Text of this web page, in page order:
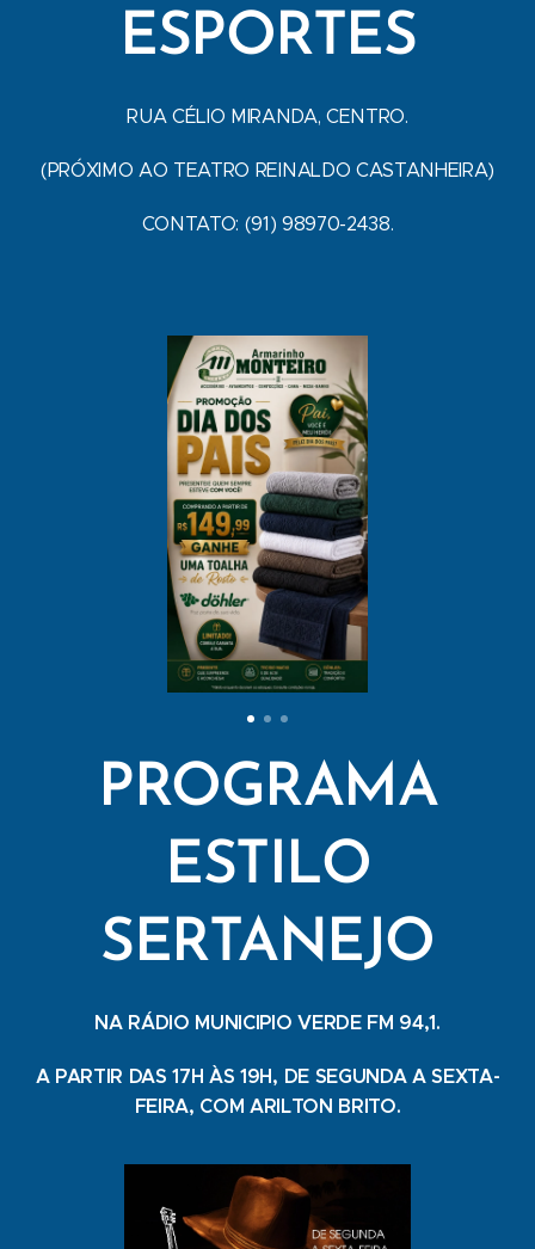
ESPORTES
RUA CÉLIO MIRANDA, CENTRO.
(PRÓXIMO AO TEATRO REINALDO CASTANHEIRA)
CONTATO: (91) 98970-2438.
PROGRAMA
ESTILO
SERTANEJO
NA RÁDIO MUNICIPIO VERDE FM 94,1.
A PARTIR DAS 17H ÀS 19H, DE SEGUNDA A SEXTA-
FEIRA, COM ARILTON BRITO.